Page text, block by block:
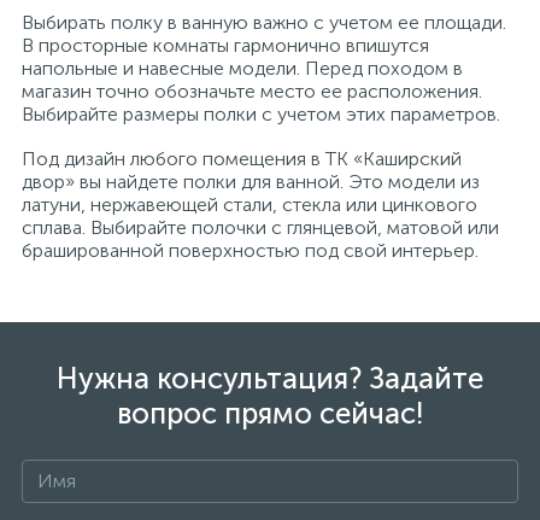
Выбирать полку в ванную важно с учетом ее площади.
В просторные комнаты гармонично впишутся
напольные и навесные модели. Перед походом в
магазин точно обозначьте место ее расположения.
Выбирайте размеры полки с учетом этих параметров.
Под дизайн любого помещения в ТК «Каширский
двор» вы найдете полки для ванной. Это модели из
латуни, нержавеющей стали, стекла или цинкового
сплава. Выбирайте полочки с глянцевой, матовой или
брашированной поверхностью под свой интерьер.
Нужна консультация? Задайте
вопрос прямо сейчас!